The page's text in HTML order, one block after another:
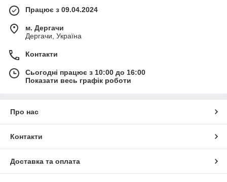
Працює з 09.04.2024
м. Дергачи
Дергачи, Україна
Контакти
Сьогодні працює з 10:00 до 16:00
Показати весь графік роботи
Про нас
Контакти
Доставка та оплата